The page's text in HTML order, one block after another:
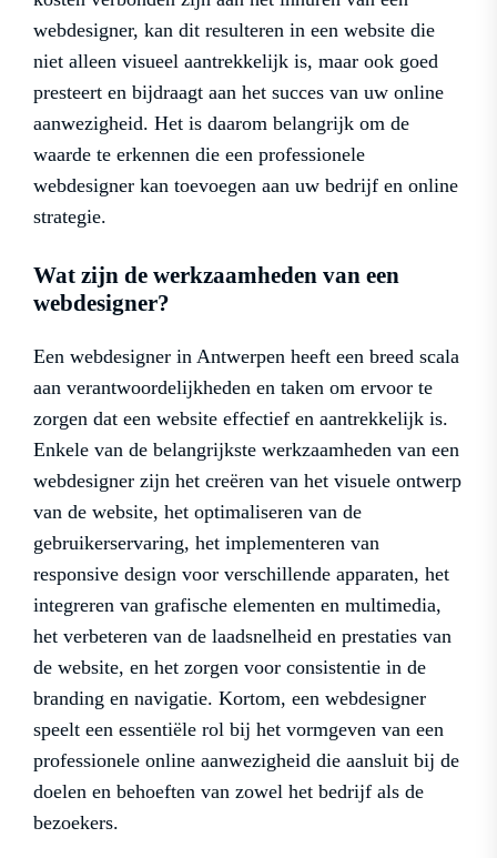
webdesigner, kan dit resulteren in een website die
niet alleen visueel aantrekkelijk is, maar ook goed
presteert en bijdraagt aan het succes van uw online
aanwezigheid. Het is daarom belangrijk om de
waarde te erkennen die een professionele
webdesigner kan toevoegen aan uw bedrijf en online
strategie.
Wat zijn de werkzaamheden van een
webdesigner?
Een webdesigner in Antwerpen heeft een breed scala
aan verantwoordelijkheden en taken om ervoor te
zorgen dat een website effectief en aantrekkelijk is.
Enkele van de belangrijkste werkzaamheden van een
webdesigner zijn het creëren van het visuele ontwerp
van de website, het optimaliseren van de
gebruikerservaring, het implementeren van
responsive design voor verschillende apparaten, het
integreren van grafische elementen en multimedia,
het verbeteren van de laadsnelheid en prestaties van
de website, en het zorgen voor consistentie in de
branding en navigatie. Kortom, een webdesigner
speelt een essentiële rol bij het vormgeven van een
professionele online aanwezigheid die aansluit bij de
doelen en behoeften van zowel het bedrijf als de
bezoekers.